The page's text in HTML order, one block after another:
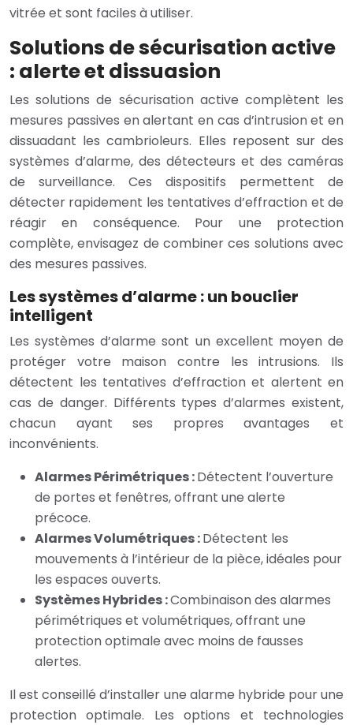
vitrée et sont faciles à utiliser.
Solutions de sécurisation active
: alerte et dissuasion
Les solutions de sécurisation active complètent les
mesures passives en alertant en cas d’intrusion et en
dissuadant les cambrioleurs. Elles reposent sur des
systèmes d’alarme, des détecteurs et des caméras
de surveillance. Ces dispositifs permettent de
détecter rapidement les tentatives d’effraction et de
réagir en conséquence. Pour une protection
complète, envisagez de combiner ces solutions avec
des mesures passives.
Les systèmes d’alarme : un bouclier
intelligent
Les systèmes d’alarme sont un excellent moyen de
protéger votre maison contre les intrusions. Ils
détectent les tentatives d’effraction et alertent en
cas de danger. Différents types d’alarmes existent,
chacun ayant ses propres avantages et
inconvénients.
Alarmes Périmétriques :Détectent l’ouverture
de portes et fenêtres, offrant une alerte
précoce.
Alarmes Volumétriques :Détectent les
mouvements à l’intérieur de la pièce, idéales pour
les espaces ouverts.
Systèmes Hybrides :Combinaison des alarmes
périmétriques et volumétriques, offrant une
protection optimale avec moins de fausses
alertes.
Il est conseillé d’installer une alarme hybride pour une
protection optimale. Les options et technologies